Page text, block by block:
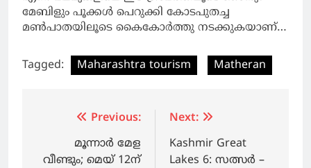
മേബിളും പൂക്കൾ പെറുക്കി കോടപുതച്ച
മൺപാതയിലൂടെ കൈകോർത്തു നടക്കുകയാണ്…
Tagged: Maharashtra tourism Matheran
navigation
Previous:
മൂന്നാർ മേള
വീണ്ടും; മെയ് 12ന്
Next:
Kashmir Great
Lakes 6: സത്സർ –